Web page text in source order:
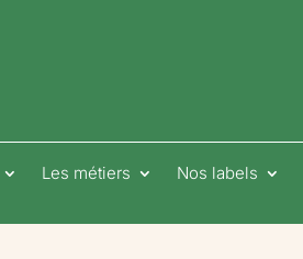
Les métiers Nos labels